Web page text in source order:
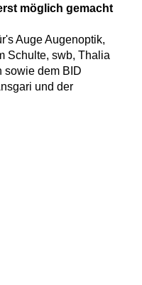
möglich gemacht
Auge Augenoptik,
Schulte, swb, Thalia
sowie dem BID
und der